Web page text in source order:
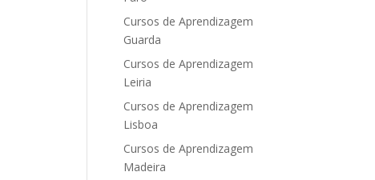
Cursos de Aprendizagem
Guarda
Cursos de Aprendizagem
Leiria
Cursos de Aprendizagem
Lisboa
Cursos de Aprendizagem
Madeira